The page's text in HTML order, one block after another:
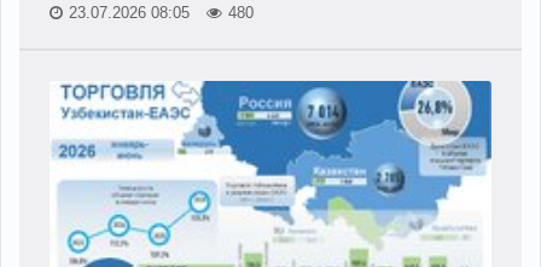
23.07.2026 08:05 480